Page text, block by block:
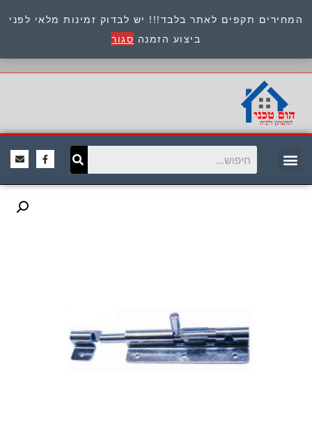
המחירים תקפים לאתר בלבד!!! יש לבדוק זמינות מלאי לפני
ביצוע הזמנה סגור
כתובת : היוזמים 9 אור יהודה שירות לקוחות 054-
8945722